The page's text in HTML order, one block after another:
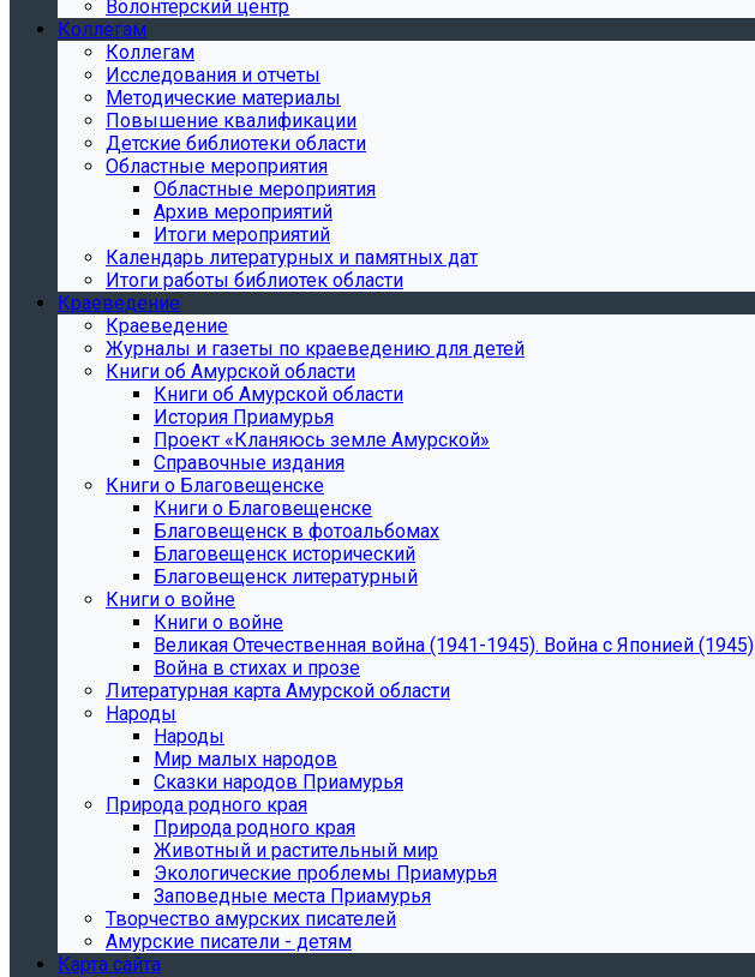
Волонтерский центр
Коллегам
Коллегам
Исследования и отчеты
Методические материалы
Повышение квалификации
Детские библиотеки области
Областные мероприятия
Областные мероприятия
Архив мероприятий
Итоги мероприятий
Календарь литературных и памятных дат
Итоги работы библиотек области
Краеведение
Краеведение
Журналы и газеты по краеведению для детей
Книги об Амурской области
Книги об Амурской области
История Приамурья
Проект «Кланяюсь земле Амурской»
Справочные издания
Книги о Благовещенске
Книги о Благовещенске
Благовещенск в фотоальбомах
Благовещенск исторический
Благовещенск литературный
Книги о войне
Книги о войне
Великая Отечественная война (1941-1945). Война с Японией (1945)
Война в стихах и прозе
Литературная карта Амурской области
Народы
Народы
Мир малых народов
Сказки народов Приамурья
Природа родного края
Природа родного края
Животный и растительный мир
Экологические проблемы Приамурья
Заповедные места Приамурья
Творчество амурских писателей
Амурские писатели - детям
Карта сайта